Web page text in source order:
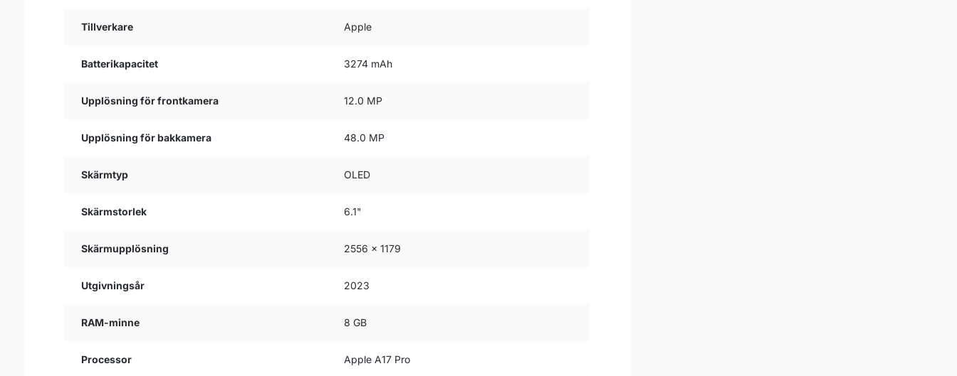
Tillverkare Apple
Batterikapacitet 3274 mAh
Upplösning för frontkamera 12.0 MP
Upplösning för bakkamera 48.0 MP
Skärmtyp OLED
Skärmstorlek 6.1"
Skärmupplösning 2556 x 1179
Utgivningsår 2023
RAM-minne 8 GB
Processor Apple A17 Pro